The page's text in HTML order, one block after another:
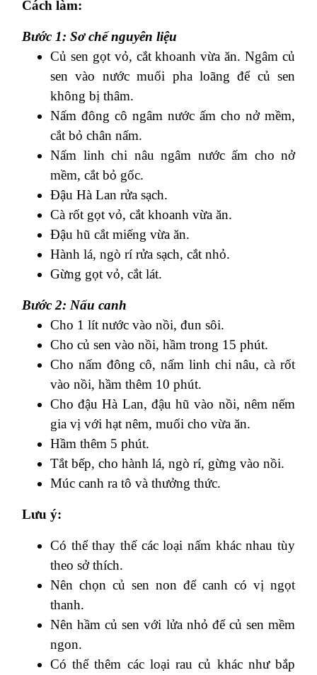
Cách làm:
Bước 1: Sơ chế nguyên liệu
Củ sen gọt vỏ, cắt khoanh vừa ăn. Ngâm củ
sen vào nước muối pha loãng để củ sen
không bị thâm.
Nấm đông cô ngâm nước ấm cho nở mềm,
cắt bỏ chân nấm.
Nấm linh chi nâu ngâm nước ấm cho nở
mềm, cắt bỏ gốc.
Đậu Hà Lan rửa sạch.
Cà rốt gọt vỏ, cắt khoanh vừa ăn.
Đậu hũ cắt miếng vừa ăn.
Hành lá, ngò rí rửa sạch, cắt nhỏ.
Gừng gọt vỏ, cắt lát.
Bước 2: Nấu canh
Cho 1 lít nước vào nồi, đun sôi.
Cho củ sen vào nồi, hầm trong 15 phút.
Cho nấm đông cô, nấm linh chi nâu, cà rốt
vào nồi, hầm thêm 10 phút.
Cho đậu Hà Lan, đậu hũ vào nồi, nêm nếm
gia vị với hạt nêm, muối cho vừa ăn.
Hầm thêm 5 phút.
Tắt bếp, cho hành lá, ngò rí, gừng vào nồi.
Múc canh ra tô và thưởng thức.
Lưu ý:
Có thể thay thế các loại nấm khác nhau tùy
theo sở thích.
Nên chọn củ sen non để canh có vị ngọt
thanh.
Nên hầm củ sen với lửa nhỏ để củ sen mềm
ngon.
Có thể thêm các loại rau củ khác như bắp